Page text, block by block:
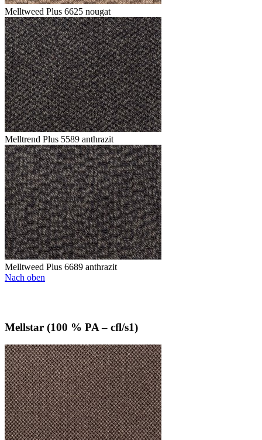
Melltweed Plus 6625 nougat
Melltrend Plus 5589 anthrazit
Melltweed Plus 6689 anthrazit
Nach oben
Mellstar (100 % PA – cfl/s1)